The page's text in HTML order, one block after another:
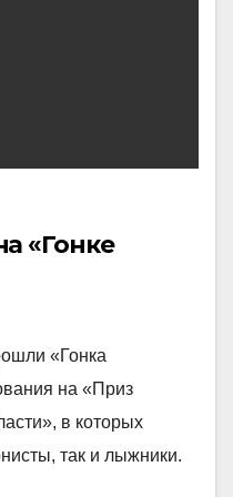
«Гонке
«Гонка
на «Приз
в которых
так и лыжники.